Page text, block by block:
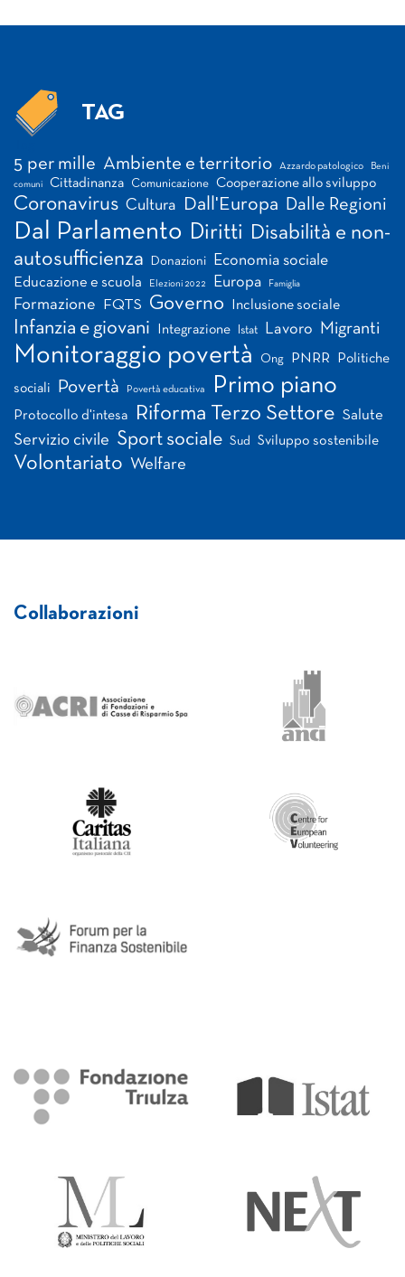
TAG
5 per mille Ambiente e territorio Azzardo patologico Beni
comuni Cittadinanza Comunicazione Cooperazione allo sviluppo
Coronavirus Cultura Dall'Europa Dalle Regioni
Dal Parlamento Diritti Disabilità e non-
autosufficienza
Donazioni Economia sociale
Educazione e scuola Elezioni 2022 Europa Famiglia
Formazione FQTS Governo Inclusione sociale
Infanzia e giovani Integrazione Istat Lavoro Migranti
Monitoraggio povertà Ong PNRR Politiche
sociali Povertà Povertà educativa Primo piano
Protocollo d'intesa Riforma Terzo Settore Salute
Servizio civile Sport sociale Sud Sviluppo sostenibile
Volontariato Welfare
Collaborazioni